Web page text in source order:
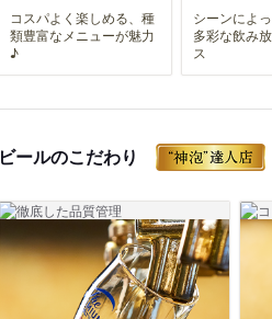
コスパよく楽しめる、種
類豊富なメニューが魅力
♪
シーンによっ
多彩な飲み
ス
ビールのこだわり